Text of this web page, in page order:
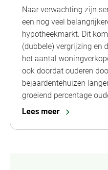
Naar verwachting zijn
een nog veel
hypotheekmarkt. Dit
(dubbele) vergrijzing en
het aantal
ook doordat ouderen
bejaardentehuizen
groeiend percentage
Lees meer